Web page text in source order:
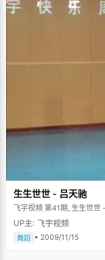
生生世世 - 吕天驰
飞宇视频 第41期, 生生世世
UP主: 飞宇视频
舞蹈 • 2009/11/15